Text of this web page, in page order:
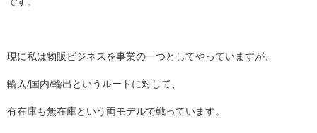
現に私は物販ビジネスを事業の一つとしてやっていますが、
輸入/国内/輸出というルートに対して、
有在庫も無在庫という両モデルで戦っています。